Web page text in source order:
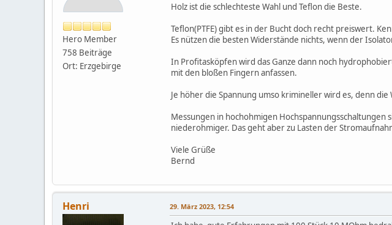
Hero Member
758 Beiträge
Ort: Erzgebirge
Holz ist die schlechteste Wahl und Teflon die Beste.
Teflon(PTFE) gibt es in der Bucht doch recht preiswert.
Es nützen die besten Widerstände nichts, wenn der
In Profitasköpfen wird das Ganze dann noch
mit den bloßen Fingern anfassen.
Je höher die Spannung umso krimineller wird es, denn
Messungen in hochohmigen
niederohmiger. Das geht aber zu Lasten der
Viele Grüße
Bernd
Henri 29. März 2023, 12:54